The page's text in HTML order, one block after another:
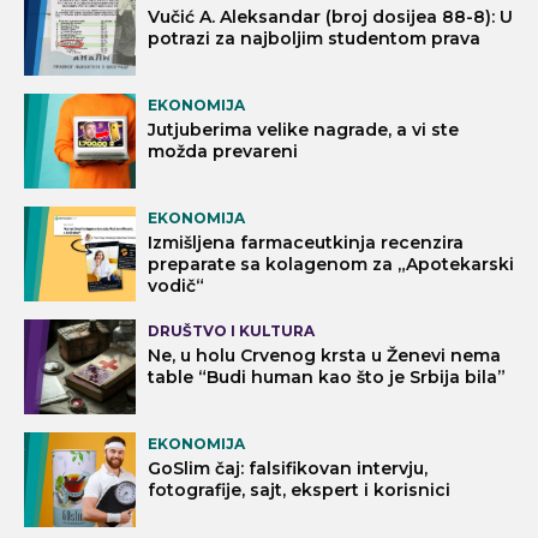
Vučić A. Aleksandar (broj dosijea 88-8): U
potrazi za najboljim studentom prava
EKONOMIJA
Jutjuberima velike nagrade, a vi ste
možda prevareni
EKONOMIJA
Izmišljena farmaceutkinja recenzira
preparate sa kolagenom za „Apotekarski
vodič“
DRUŠTVO I KULTURA
Ne, u holu Crvenog krsta u Ženevi nema
table “Budi human kao što je Srbija bila”
EKONOMIJA
GoSlim čaj: falsifikovan intervju,
fotografije, sajt, ekspert i korisnici